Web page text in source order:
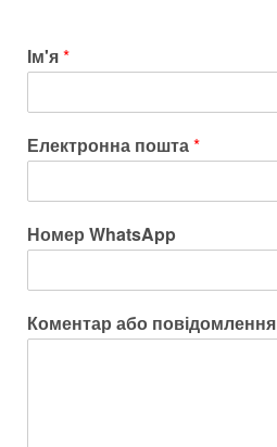
Ім'я*
Електронна пошта*
Номер WhatsApp
Коментар або повідомлення